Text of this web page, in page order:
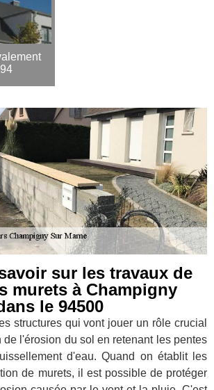
sur les travaux de
murets à Champigny
le 94500
structures qui vont jouer un rôle crucial
l'érosion du sol en retenant les pentes
d'eau. Quand on établit les
de murets, il est possible de protéger